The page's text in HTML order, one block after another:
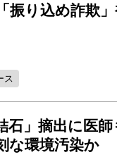
振り込め詐欺
ス
石」摘出に医
な環境汚染か